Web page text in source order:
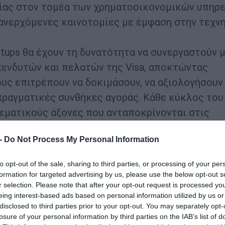
Do Not Process My Personal Information
opt-out of the sale, sharing to third parties, or processing of your
for targeted advertising by us, please use the below opt-out
selection. Please note that after your opt-out request is processed
interest-based ads based on personal information utilized by us
to third parties prior to your opt-out. You may separately
of your personal information by third parties on the IAB’s list of
στον τομέα των χρηματοοικονομικών
καινοτομίες με έμφαση στην
θα έχουν τη δυνατότητα να συνεργαστούν
και πελατών της Visa, αποκτώντας
επιτρέπουν να δοκιμάσουν, να αξιολογήσουν
συνθήκες αγοράς. Κάθε κύκλος του
άξονες που ανταποκρίνονται στις
τομέα των χρηματοοικονομικών υπηρεσιών
υλοποιείται σε συνεργασία με την
σε τρεις θεματικούς πυλώνες: